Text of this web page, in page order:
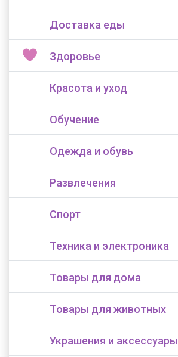
Доставка еды
Здоровье
Красота и уход
Обучение
Одежда и обувь
Развлечения
Спорт
Техника и электроника
Товары для дома
Товары для животных
Украшения и аксессуары